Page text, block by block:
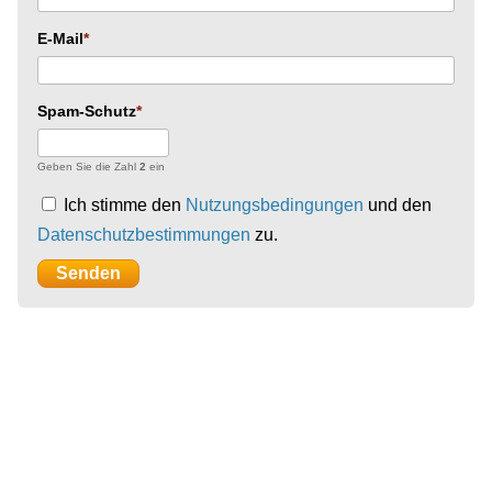
E-Mail
Spam-Schutz
Geben Sie die Zahl 2 ein
Ich stimme den Nutzungsbedingungen und den
Datenschutzbestimmungen zu.